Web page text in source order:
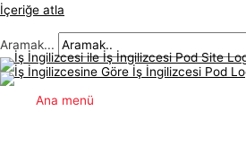
İçeriğe atla
Aramak...
Ana menü